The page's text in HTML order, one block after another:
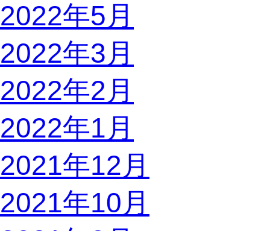
2022年5月
2022年3月
2022年2月
2022年1月
2021年12月
2021年10月